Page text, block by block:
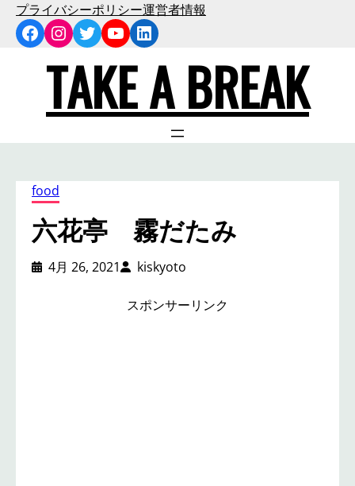
プライバシーポリシー運営者情報
Facebook
Instagram
Twitter
YouTube
LinkedIn
TAKE A BREAK
food
六花亭 霧だたみ
4月 26, 2021 kiskyoto
スポンサーリンク